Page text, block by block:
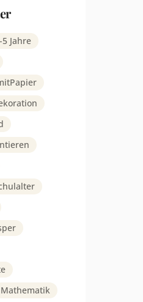
5 Jahre
Mathematik